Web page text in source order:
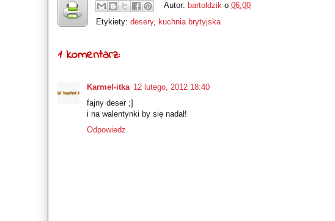
Autor: bartoldzik o 06:00
Etykiety: desery, kuchnia brytyjska
1 komentarz:
Karmel-itka 12 lutego, 2012 18:40
fajny deser ;]
i na walentynki by się nadał!
Odpowiedz